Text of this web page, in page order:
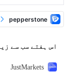
فنڈز میں ملوث
و گئے۔
pepperstone
اس ہفتے سب سے
JustMarkets